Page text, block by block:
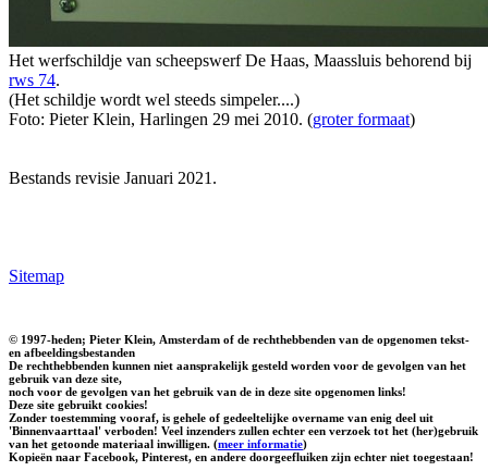
Het werfschildje van scheepswerf De Haas, Maassluis behorend bij
rws 74.
(Het schildje wordt wel steeds simpeler....)
Foto: Pieter Klein, Harlingen 29 mei 2010. (groter formaat)
Bestands revisie Januari 2021.
Sitemap
© 1997-heden; Pieter Klein, Amsterdam of de rechthebbenden van de opgenomen tekst-
en afbeeldingsbestanden
De rechthebbenden kunnen niet aansprakelijk gesteld worden voor de gevolgen van het
gebruik van deze site,
noch voor de gevolgen van het gebruik van de in deze site opgenomen links!
Deze site gebruikt cookies!
Zonder toestemming vooraf, is gehele of gedeeltelijke overname van enig deel uit
'Binnenvaarttaal' verboden! Veel inzenders zullen echter een verzoek tot het (her)gebruik
van het getoonde materiaal inwilligen. (meer informatie)
Kopieën naar Facebook, Pinterest, en andere doorgeefluiken zijn echter niet toegestaan!